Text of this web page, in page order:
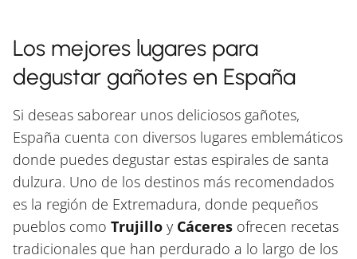
Los mejores lugares para
degustar gañotes en España
Si deseas saborear unos deliciosos gañotes,
España cuenta con diversos lugares emblemáticos
donde puedes degustar estas espirales de santa
dulzura. Uno de los destinos más recomendados
es la región de Extremadura, donde pequeños
pueblos como Trujillo y Cáceres ofrecen recetas
tradicionales que han perdurado a lo largo de los